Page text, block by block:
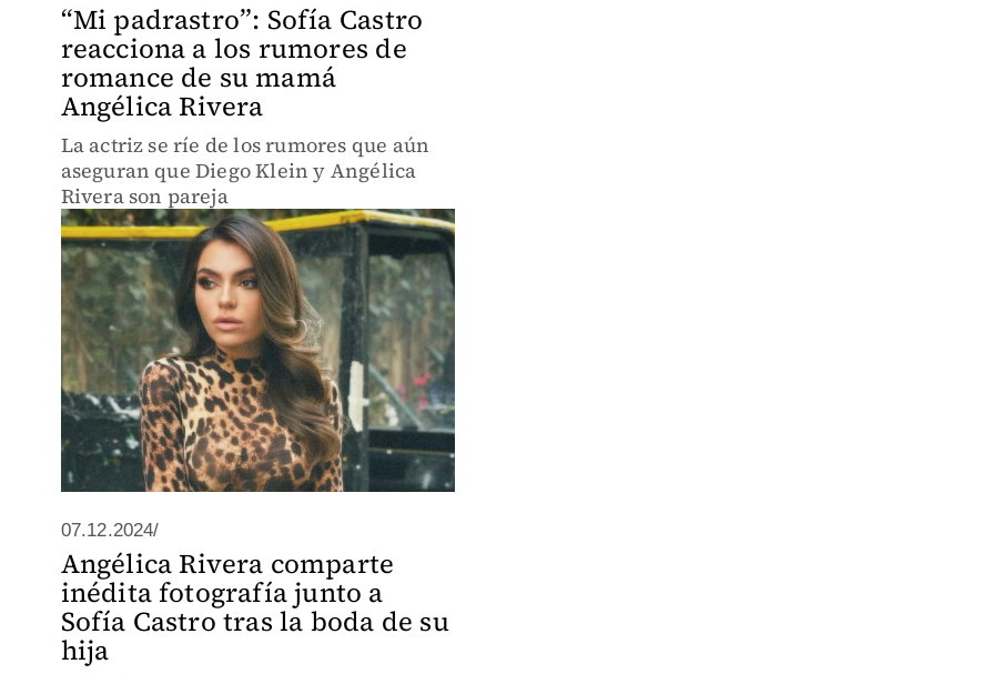
“Mi padrastro”: Sofía Castro
reacciona a los rumores de
romance de su mamá
Angélica Rivera
La actriz se ríe de los rumores que aún
aseguran que Diego Klein y Angélica
Rivera son pareja
07.12.2024/
Angélica Rivera comparte
inédita fotografía junto a
Sofía Castro tras la boda de su
hija